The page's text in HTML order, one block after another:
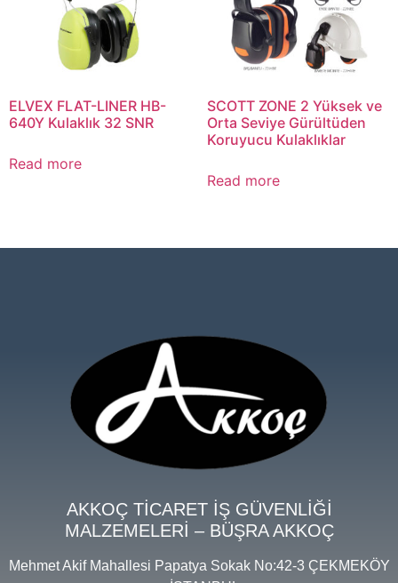
ELVEX FLAT-LINER HB-
640Y Kulaklık 32 SNR
Read more
SCOTT ZONE 2 Yüksek ve
Orta Seviye Gürültüden
Koruyucu Kulaklıklar
Read more
AKKOÇ TİCARET İŞ GÜVENLİĞİ
MALZEMELERİ – BÜŞRA AKKOÇ
Mehmet Akif Mahallesi Papatya Sokak No:42-3 ÇEKMEKÖY